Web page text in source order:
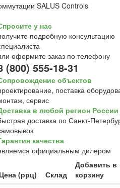
SALUS Controls
у нас
подробную консультацию
оформите заказ по телефону
(800) 555-18-31
объектов
поставка
сервис
в любой регион России
доставка по Санкт-
качества
официальным дилером
Цена (ррц) Склад
Добавить в
корзину